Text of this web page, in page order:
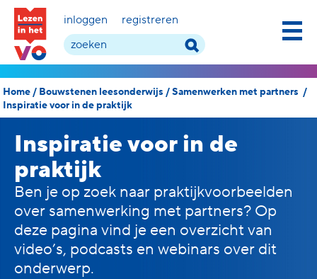
inloggen registreren
Home/ Bouwstenen leesonderwijs /Samenwerken met partners /
Inspiratie voor in de praktijk
Inspiratie voor in de
praktijk
Ben je op zoek naar praktijkvoorbeelden
over samenwerking met partners? Op
deze pagina vind je een overzicht van
video’s, podcasts en webinars over dit
onderwerp.